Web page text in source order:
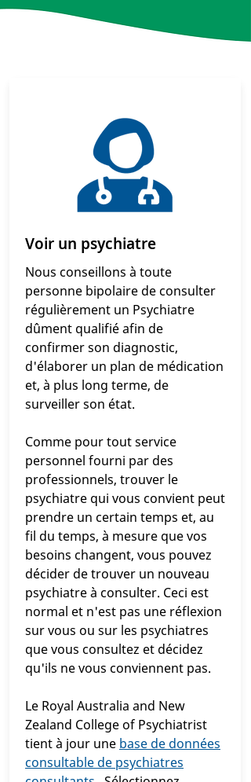
Voir un psychiatre
Nous conseillons à toute
personne bipolaire de consulter
régulièrement un Psychiatre
dûment qualifié afin de
confirmer son diagnostic,
d'élaborer un plan de médication
et, à plus long terme, de
surveiller son état.
Comme pour tout service
personnel fourni par des
professionnels, trouver le
psychiatre qui vous convient peut
prendre un certain temps et, au
fil du temps, à mesure que vos
besoins changent, vous pouvez
décider de trouver un nouveau
psychiatre à consulter. Ceci est
normal et n'est pas une réflexion
sur vous ou sur les psychiatres
que vous consultez et décidez
qu'ils ne vous conviennent pas.
Le Royal Australia and New
Zealand College of Psychiatrist
tient à jour une base de données
consultable de psychiatres